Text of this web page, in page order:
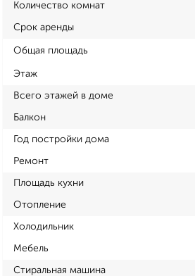
Количество комнат
Срок аренды
Общая площадь
Этаж
Всего этажей в доме
Балкон
Год постройки дома
Ремонт
Площадь кухни
Отопление
Холодильник
Мебель
Стиральная машина